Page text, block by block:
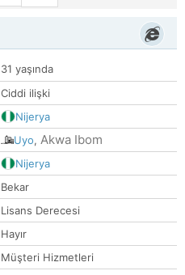
31 yaşında
Ciddi ilişki
Nijerya
Uyo, Akwa Ibom
Nijerya
Bekar
Lisans Derecesi
Hayır
Müşteri Hizmetleri